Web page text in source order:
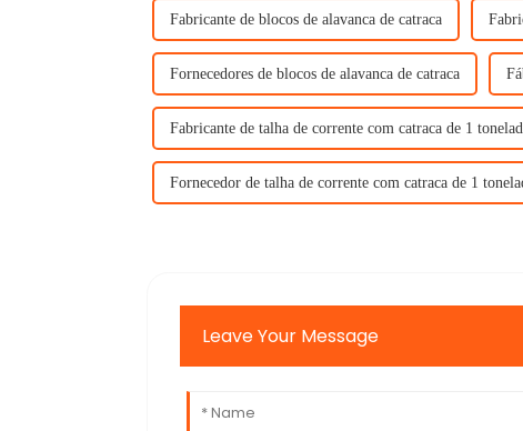
Fabricante de blocos de alavanca de catraca
Fornecedores de blocos de alavanca de catraca
Fabricante de talha de corrente com catraca de 1
Fornecedor de talha de corrente com catraca de 1
Leave Your Message